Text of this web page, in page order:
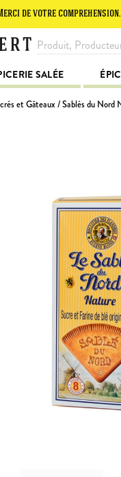
compréhension.
SALÉE
et Gâteaux / Sablés du Nord